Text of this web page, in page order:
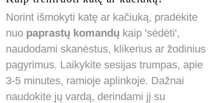
Norint išmokyti katę ar kačiuką, pradėkite
nuo paprastų komandų kaip 'sėdėti',
naudodami skanėstus, klikerius ar žodinius
pagyrimus. Laikykite sesijas trumpas, apie
3-5 minutes, ramioje aplinkoje. Dažnai
naudokite jų vardą, derindami jį su